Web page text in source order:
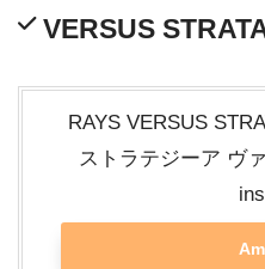
VERSUS
RAYS VERSUS
ストラテジーア ヴ